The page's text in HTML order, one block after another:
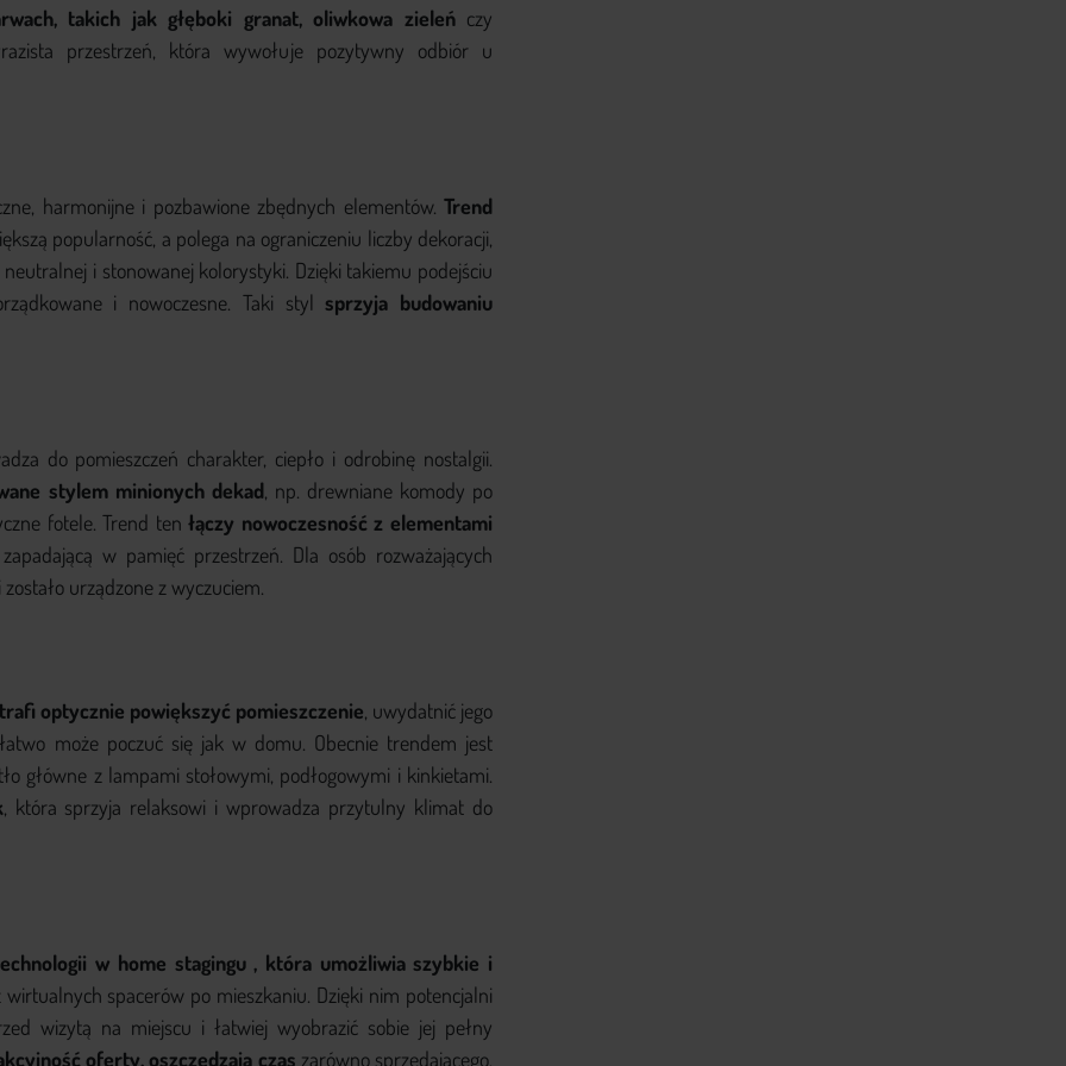
takich jak głęboki granat, oliwkowa zieleń czy
przestrzeń, która wywołuje pozytywny odbiór u
harmonijne i pozbawione zbędnych elementów. Trend
popularność, a polega na ograniczeniu liczby dekoracji,
i stonowanej kolorystyki. Dzięki takiemu podejściu
i nowoczesne. Taki stylsprzyja budowaniu
do pomieszczeń charakter, ciepło i odrobinę nostalgii.
stylem minionych dekad, np. drewniane komody po
fotele. Trend tenłączy nowoczesność z elementami
w pamięć przestrzeń. Dla osób rozważających
urządzone z wyczuciem.
optycznie powiększyć pomieszczenie, uwydatnić jego
może poczuć się jak w domu. Obecnie trendem jest
główne z lampami stołowymi, podłogowymi i kinkietami.
, która sprzyja relaksowi i wprowadza przytulny klimat do
w home stagingu , która umożliwia szybkie i
wirtualnych spacerów po mieszkaniu. Dzięki nim potencjalni
wizytą na miejscu i łatwiej wyobrazić sobie jej pełny
oferty, oszczędzają czas zarówno sprzedającego,